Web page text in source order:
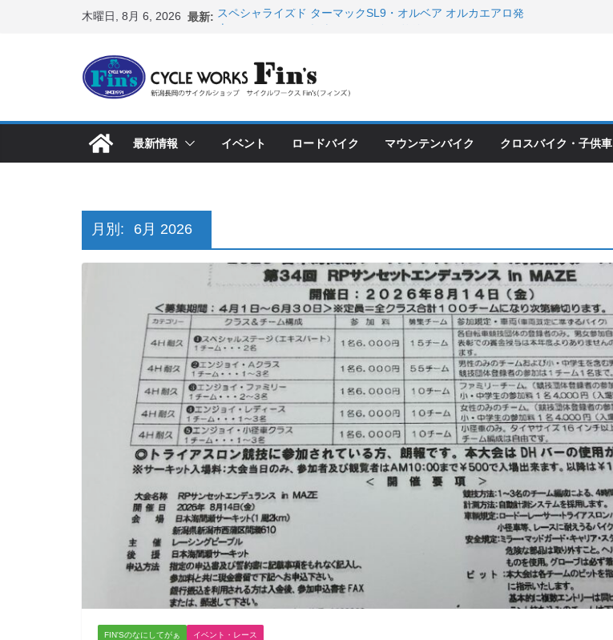
へ
キ
木曜日, 8月 6, 2026 最新: スペシャライズド ターマックSL9・オルベア オルカエアロ発
峰ヘルメットが３０〜４０％OFF セール
店頭のセールバイク在庫 ロードバイク、MTB、クロスバイク
など（２０２６・７・１７ 現在）
入荷してきました人気商品ピックアップ！
店頭のセールバイク在庫 ロードバイク、MTB、クロスバイク
など（２０２６・７・１０ 現在）
最新情報 イベント ロードバイク マウンテンバイク クロスバイク・子供車
月別: 6月 2026
FIN'Sのなにしてがぁ イベント・レース